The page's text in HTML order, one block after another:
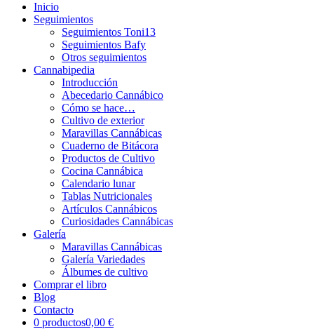
Inicio
Seguimientos
Seguimientos Toni13
Seguimientos Bafy
Otros seguimientos
Cannabipedia
Introducción
Abecedario Cannábico
Cómo se hace…
Cultivo de exterior
Maravillas Cannábicas
Cuaderno de Bitácora
Productos de Cultivo
Cocina Cannábica
Calendario lunar
Tablas Nutricionales
Artículos Cannábicos
Curiosidades Cannábicas
Galería
Maravillas Cannábicas
Galería Variedades
Álbumes de cultivo
Comprar el libro
Blog
Contacto
0 productos0,00 €